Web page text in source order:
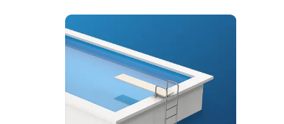
กลาส
สารกรองที่นิยมใช้ในระบบถังกรองไฟเบอร์
ข้อควรระวังและการดูแลรักษาถังกรองไฟเบอร์